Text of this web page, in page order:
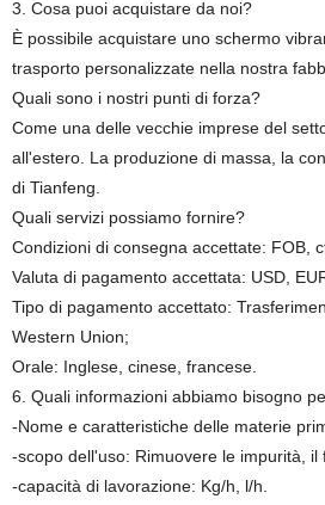
3. Cosa puoi acquistare da noi?
È possibile acquistare uno schermo
trasporto personalizzate nella nostra
Quali sono i nostri punti di forza?
Come una delle vecchie imprese del
all'estero. La produzione di massa, la
di Tianfeng.
Quali servizi possiamo fornire?
Condizioni di consegna accettate: FOB,
Valuta di pagamento accettata: USD,
Tipo di pagamento accettato:
Western Union;
Orale: Inglese, cinese, francese.
6. Quali informazioni abbiamo bisogno
-Nome e caratteristiche delle materie
-scopo dell'uso: Rimuovere le impurità, il
-capacità di lavorazione: Kg/h, l/h.